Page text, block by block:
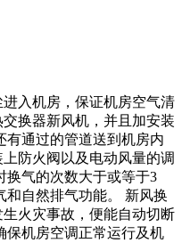
入机房，保证机房空气清
换器新风机，并且加安装
有通过的管道送到机房内
防火阀以及电动风量的调
换气的次数大于或等于3
和自然排气功能。 新风换
火灾事故，便能自动切断
保机房空调正常运行及机